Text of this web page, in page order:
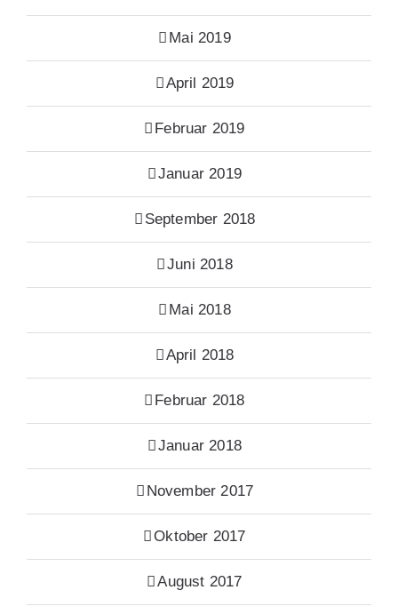
Mai 2019
April 2019
Februar 2019
Januar 2019
September 2018
Juni 2018
Mai 2018
April 2018
Februar 2018
Januar 2018
November 2017
Oktober 2017
August 2017